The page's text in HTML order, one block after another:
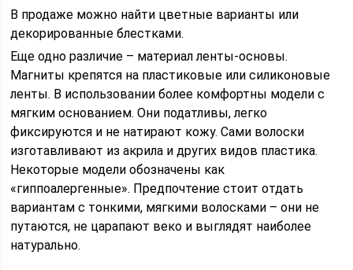
В продаже можно найти цветные варианты или
декорированные блестками.
Еще одно различие – материал ленты-основы.
Магниты крепятся на пластиковые или силиконовые
ленты. В использовании более комфортны модели с
мягким основанием. Они податливы, легко
фиксируются и не натирают кожу. Сами волоски
изготавливают из акрила и других видов пластика.
Некоторые модели обозначены как
«гиппоалергенные». Предпочтение стоит отдать
вариантам с тонкими, мягкими волосками – они не
путаются, не царапают веко и выглядят наиболее
натурально.